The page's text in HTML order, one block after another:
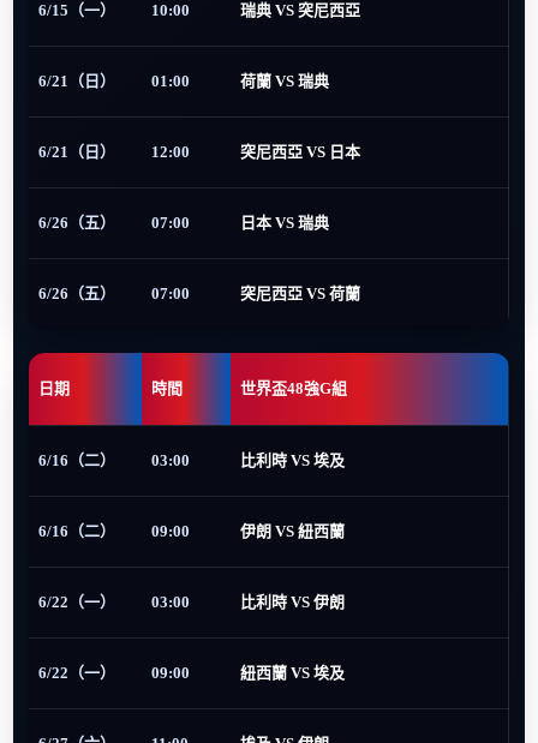
6/15（一） 10:00 瑞典 VS 突尼西亞
6/21（日） 01:00 荷蘭 VS 瑞典
6/21（日） 12:00 突尼西亞 VS 日本
6/26（五） 07:00 日本 VS 瑞典
6/26（五） 07:00 突尼西亞 VS 荷蘭
日期 時間 世界盃48強G組
6/16（二） 03:00 比利時 VS 埃及
6/16（二） 09:00 伊朗 VS 紐西蘭
6/22（一） 03:00 比利時 VS 伊朗
6/22（一） 09:00 紐西蘭 VS 埃及